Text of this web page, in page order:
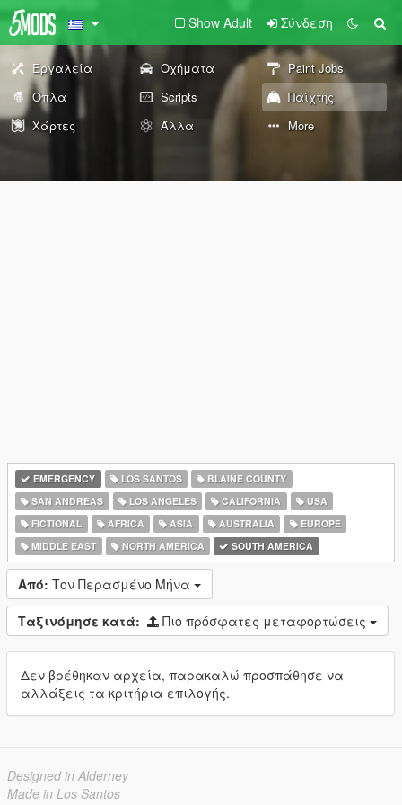
Show Adult Σύνδεση
Εργαλεία Οχήματα
Paint Jobs
Όπλα
Scripts
Παίχτης
Χάρτες
Άλλα More
EMERGENCY LOS SANTOS
BLAINE COUNTY
SAN ANDREAS
LOS ANGELES CALIFORNIA
USA
FICTIONAL
AFRICA ASIA AUSTRALIA
EUROPE
MIDDLE EAST
NORTH AMERICA SOUTH AMERICA
Από: Τον Περασμένο Μήνα
Ταξινόμησε κατά: Πιο πρόσφατες μεταφορτώσεις
Δεν βρέθηκαν αρχεία, παρακαλώ προσπάθησε να
αλλάξεις τα κριτήρια επιλογής.
Designed in Alderney
Made in Los Santos